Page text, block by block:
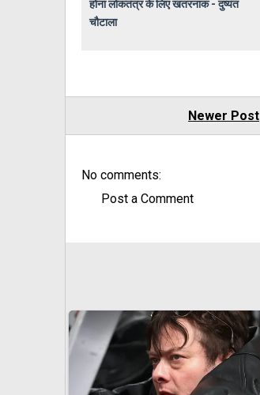
होना लोकतंत्र के लिए खतरनाक - दुष्यंत
चौटाला
Newer Post
No comments:
Post a Comment